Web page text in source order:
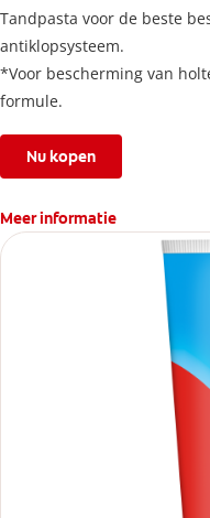
Tandpasta voor de beste
antiklopsysteem.
*Voor bescherming van
formule.
Nu kopen
Meer informatie